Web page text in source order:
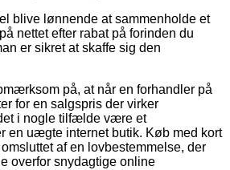
blive lønnende at sammenholde et
nettet efter rabat på forinden du
er sikret at skaffe sig den
på, at når en forhandler på
for en salgspris der virker
i nogle tilfælde være et
en uægte internet butik. Køb med kort
af en lovbestemmelse, der
overfor snydagtige online